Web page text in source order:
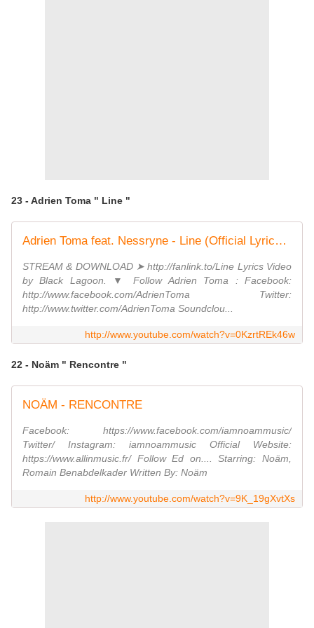
23 - Adrien Toma " Line "
Adrien Toma feat. Nessryne - Line (Official Lyrics Video)
STREAM & DOWNLOAD ➤ http://fanlink.to/Line Lyrics Video
by Black Lagoon. ▼ Follow Adrien Toma : Facebook:
http://www.facebook.com/AdrienToma Twitter:
http://www.twitter.com/AdrienToma Soundclou...
http://www.youtube.com/watch?v=0KzrtREk46w
22 - Noäm " Rencontre "
NOÄM - RENCONTRE
Facebook: https://www.facebook.com/iamnoammusic/
Twitter/ Instagram: iamnoammusic Official Website:
https://www.allinmusic.fr/ Follow Ed on.... Starring: Noäm,
Romain Benabdelkader Written By: Noäm
http://www.youtube.com/watch?v=9K_19gXvtXs